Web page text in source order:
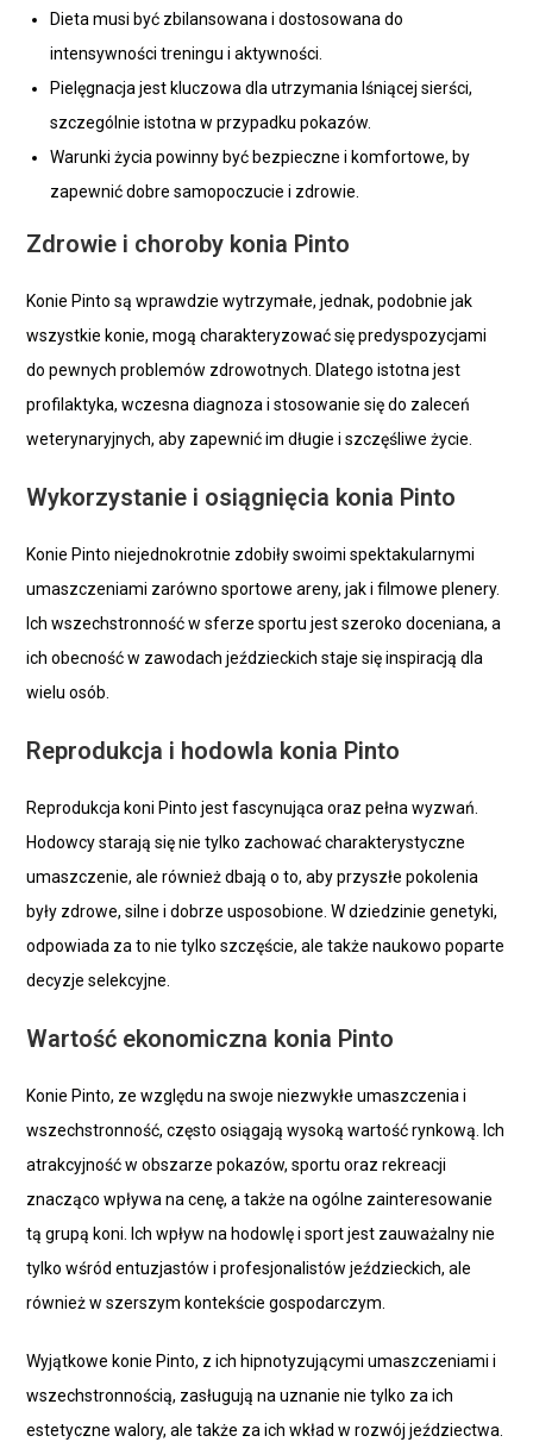
Dieta musi być zbilansowana i dostosowana do
intensywności treningu i aktywności.
Pielęgnacja jest kluczowa dla utrzymania lśniącej sierści,
szczególnie istotna w przypadku pokazów.
Warunki życia powinny być bezpieczne i komfortowe, by
zapewnić dobre samopoczucie i zdrowie.
Zdrowie i choroby konia Pinto
Konie Pinto są wprawdzie wytrzymałe, jednak, podobnie jak
wszystkie konie, mogą charakteryzować się predyspozycjami
do pewnych problemów zdrowotnych. Dlatego istotna jest
profilaktyka, wczesna diagnoza i stosowanie się do zaleceń
weterynaryjnych, aby zapewnić im długie i szczęśliwe życie.
Wykorzystanie i osiągnięcia konia Pinto
Konie Pinto niejednokrotnie zdobiły swoimi spektakularnymi
umaszczeniami zarówno sportowe areny, jak i filmowe plenery.
Ich wszechstronność w sferze sportu jest szeroko doceniana, a
ich obecność w zawodach jeździeckich staje się inspiracją dla
wielu osób.
Reprodukcja i hodowla konia Pinto
Reprodukcja koni Pinto jest fascynująca oraz pełna wyzwań.
Hodowcy starają się nie tylko zachować charakterystyczne
umaszczenie, ale również dbają o to, aby przyszłe pokolenia
były zdrowe, silne i dobrze usposobione. W dziedzinie genetyki,
odpowiada za to nie tylko szczęście, ale także naukowo poparte
decyzje selekcyjne.
Wartość ekonomiczna konia Pinto
Konie Pinto, ze względu na swoje niezwykłe umaszczenia i
wszechstronność, często osiągają wysoką wartość rynkową. Ich
atrakcyjność w obszarze pokazów, sportu oraz rekreacji
znacząco wpływa na cenę, a także na ogólne zainteresowanie
tą grupą koni. Ich wpływ na hodowlę i sport jest zauważalny nie
tylko wśród entuzjastów i profesjonalistów jeździeckich, ale
również w szerszym kontekście gospodarczym.
Wyjątkowe konie Pinto, z ich hipnotyzującymi umaszczeniami i
wszechstronnością, zasługują na uznanie nie tylko za ich
estetyczne walory, ale także za ich wkład w rozwój jeździectwa.